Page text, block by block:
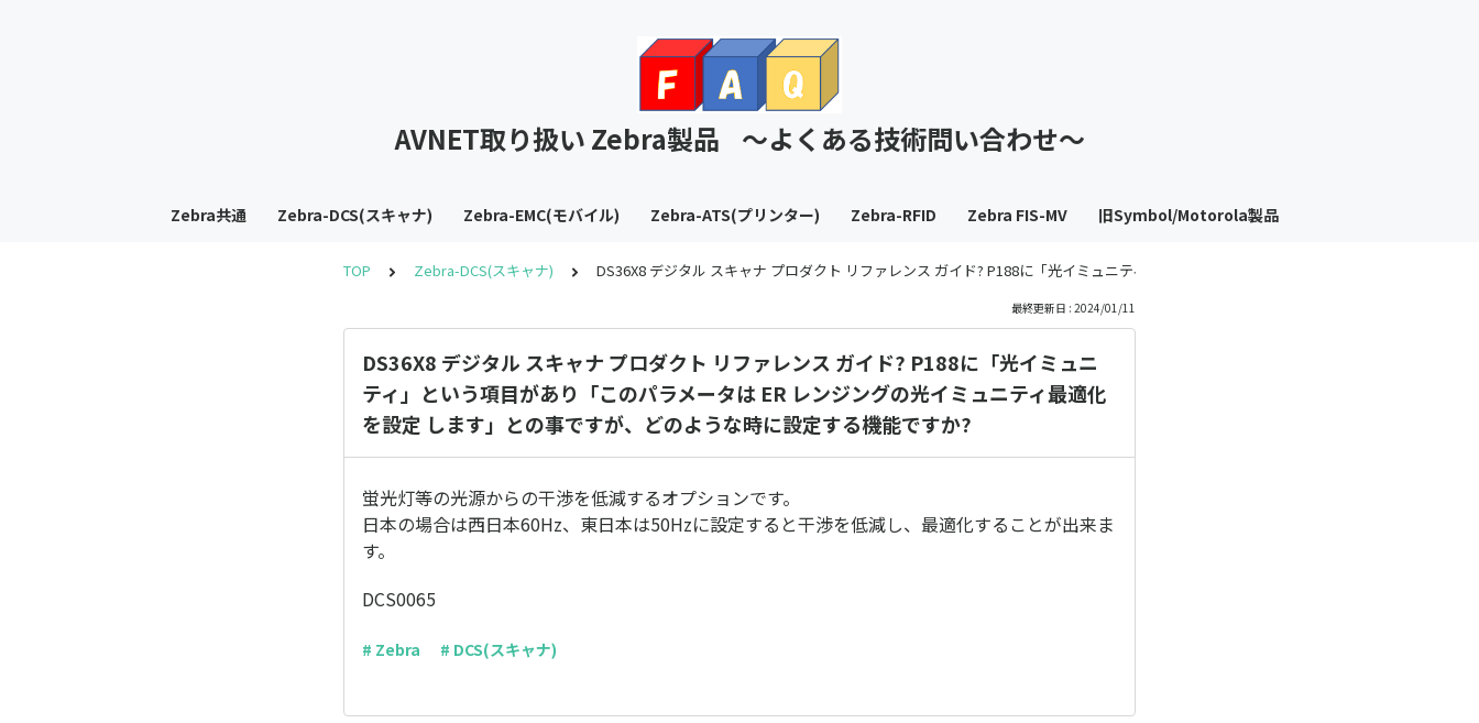
AVNET取り扱い Zebra製品 ～よくある技術問い合わせ～
Zebra共通 Zebra-DCS(スキャナ) Zebra-EMC(モバイル) Zebra-ATS(プリンター) Zebra-RFID Zebra FIS-MV 旧Symbol/Motorola製品
TOP Zebra-DCS(スキャナ) DS36X8 デジタル スキャナ プロダクト リファレンス ガイド? P188に「光イミュニティ」という項目があり「このパラメータは ER レ
最終更新日 : 2024/01/11
DS36X8 デジタル スキャナ プロダクト リファレンス ガイド? P188に「光イミュニ
ティ」という項目があり「このパラメータは ER レンジングの光イミュニティ最適化
を設定 します」との事ですが、どのような時に設定する機能ですか?
蛍光灯等の光源からの干渉を低減するオプションです。
日本の場合は西日本60Hz、東日本は50Hzに設定すると干渉を低減し、最適化することが出来ま
す。
DCS0065
# Zebra # DCS(スキャナ)